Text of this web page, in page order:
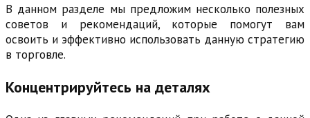
В данном разделе мы предложим несколько полезных
советов и рекомендаций, которые помогут вам
освоить и эффективно использовать данную стратегию
в торговле.
Концентрируйтесь на деталях